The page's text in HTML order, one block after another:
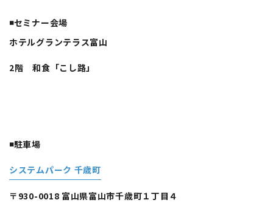
◾️セミナー会場
ホテルグランテラス富山
2階 和食「こし路」
◾️駐車場
システムパーク 千歳町
〒930-0018 富山県富山市千歳町１丁目４